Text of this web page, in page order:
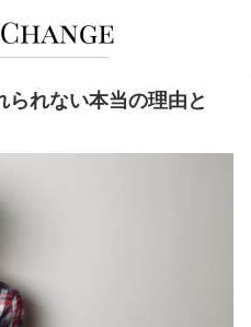
られない本当の理由と